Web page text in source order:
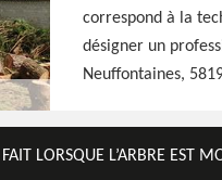
correspond à la
désigner un
Neuffontaines,
LORSQUE L’ARBRE EST